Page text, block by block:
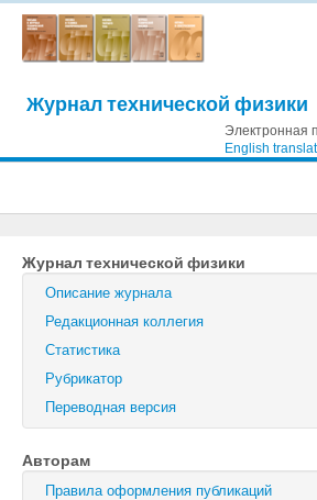
Журнал технической физики
Электронная
English
Журнал технической физики
Письма в Журнал технической
Физика твердого тела
Поиск
Журнал технической физики
Описание журнала
Редакционная коллегия
Статистика
Рубрикатор
Переводная версия
Авторам
Правила оформления публикаций